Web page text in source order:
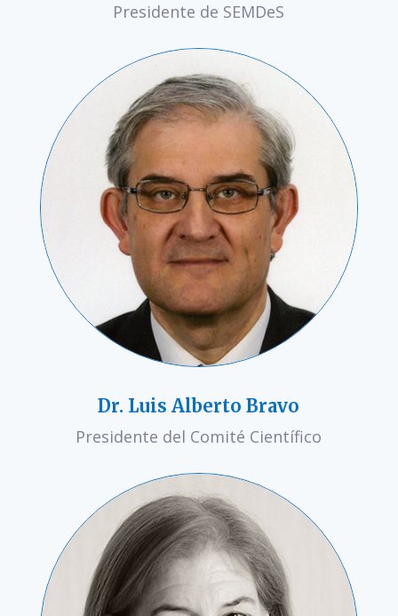
Presidente de SEMDeS
Dr. Luis Alberto Bravo
Presidente del Comité Científico